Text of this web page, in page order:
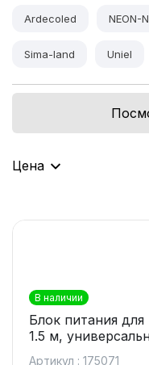
Ardecoled NEON-
Sima-land Uniel
Цена
В наличии
Блок питания
1.5 м,
Артикул : 175071